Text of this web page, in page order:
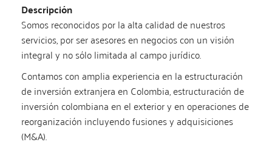
Descripción
Somos reconocidos por la alta calidad de nuestros
servicios, por ser asesores en negocios con un visión
integral y no sólo limitada al campo jurídico.
Contamos con amplia experiencia en la estructuración
de inversión extranjera en Colombia, estructuración de
inversión colombiana en el exterior y en operaciones de
reorganización incluyendo fusiones y adquisiciones
(M&A).